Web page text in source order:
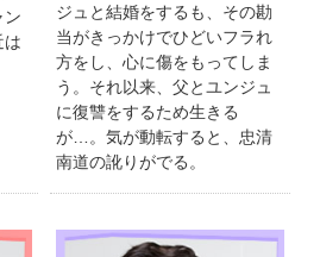
ン
は
ジュと結婚をするも、その勘
当がきっかけでひどいフラれ
方をし、心に傷をもってしま
う。それ以来、父とユンジュ
に復讐をするため生きる
が…。気が動転すると、忠清
南道の訛りがでる。